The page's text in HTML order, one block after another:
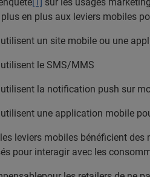
en plus aux leviers mobiles
un site mobile ou une
le SMS/MMS
la notification push sur
une application mobile
les leviers mobiles bénéficient
pour interagir avec les